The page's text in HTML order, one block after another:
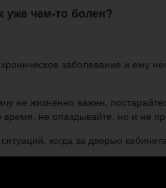
уже чем-то болен?
заболевание и ему
не жизненно важен,
время, не опаздывайте, но и не
когда за дверью